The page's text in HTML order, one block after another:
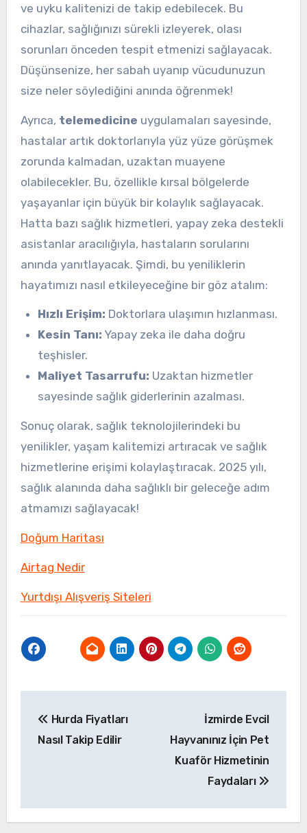
ve uyku kalitenizi de takip edebilecek. Bu
cihazlar, sağlığınızı sürekli izleyerek, olası
sorunları önceden tespit etmenizi sağlayacak.
Düşünsenize, her sabah uyanıp vücudunuzun
size neler söylediğini anında öğrenmek!
Ayrıca, telemedicine uygulamaları sayesinde,
hastalar artık doktorlarıyla yüz yüze görüşmek
zorunda kalmadan, uzaktan muayene
olabilecekler. Bu, özellikle kırsal bölgelerde
yaşayanlar için büyük bir kolaylık sağlayacak.
Hatta bazı sağlık hizmetleri, yapay zeka destekli
asistanlar aracılığıyla, hastaların sorularını
anında yanıtlayacak. Şimdi, bu yeniliklerin
hayatımızı nasıl etkileyeceğine bir göz atalım:
Hızlı Erişim: Doktorlara ulaşımın hızlanması.
Kesin Tanı: Yapay zeka ile daha doğru
teşhisler.
Maliyet Tasarrufu: Uzaktan hizmetler
sayesinde sağlık giderlerinin azalması.
Sonuç olarak, sağlık teknolojilerindeki bu
yenilikler, yaşam kalitemizi artıracak ve sağlık
hizmetlerine erişimi kolaylaştıracak. 2025 yılı,
sağlık alanında daha sağlıklı bir geleceğe adım
atmamızı sağlayacak!
Doğum Haritası
Airtag Nedir
Yurtdışı Alışveriş Siteleri
gezinmesi
Hurda Fiyatları
Nasıl Takip Edilir
İzmirde Evcil
Hayvanınız İçin Pet
Kuaför Hizmetinin
Faydaları